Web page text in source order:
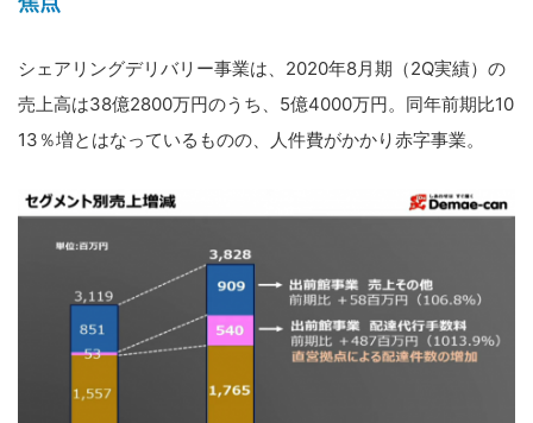
シェアリングデリバリー事業は、2020年8月期（2Q実績）の
売上高は38億2800万円のうち、5億4000万円。同年前期比10
13％増とはなっているものの、人件費がかかり赤字事業。